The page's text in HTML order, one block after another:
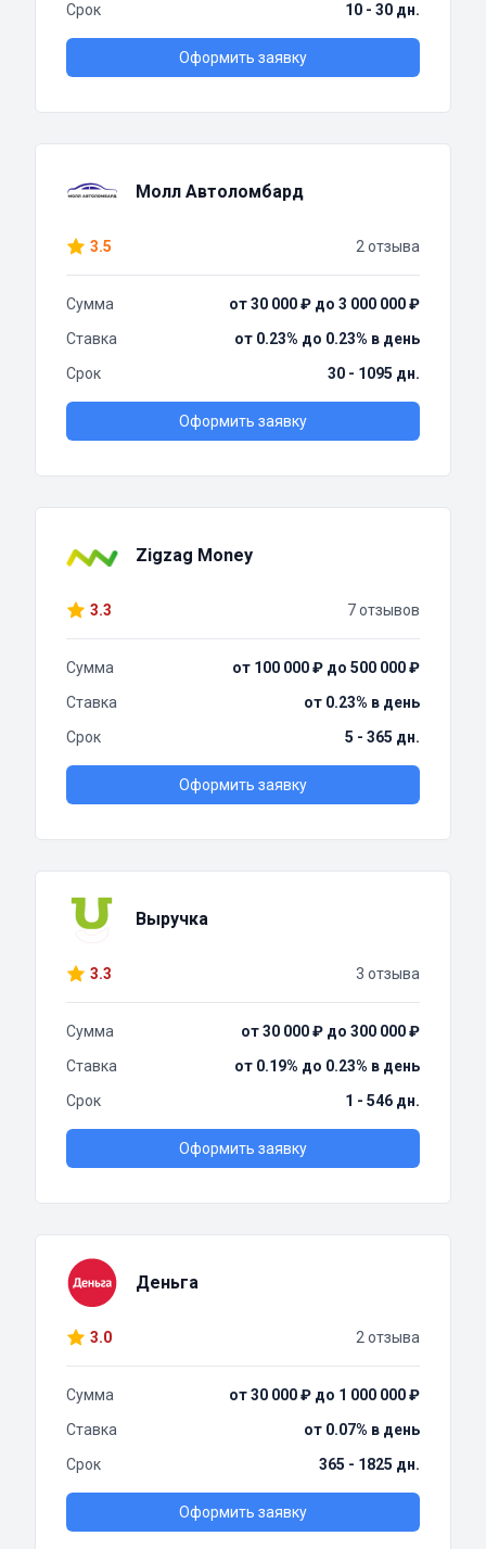
Срок
10 - 30 дн.
Оформить заявку
Молл Автоломбард
3.5 2 отзыва
Сумма
от 30 000 ₽ до 3 000 000 ₽
Ставка
от 0.23% до 0.23% в день
Срок
30 - 1095 дн.
Оформить заявку
Zigzag Money
3.3 7 отзывов
Сумма
от 100 000 ₽ до 500 000 ₽
Ставка
от 0.23% в день
Срок
5 - 365 дн.
Оформить заявку
Выручка
3.3 3 отзыва
Сумма
от 30 000 ₽ до 300 000 ₽
Ставка
от 0.19% до 0.23% в день
Срок
1 - 546 дн.
Оформить заявку
Деньга
3.0 2 отзыва
Сумма
от 30 000 ₽ до 1 000 000 ₽
Ставка
от 0.07% в день
Срок
365 - 1825 дн.
Оформить заявку